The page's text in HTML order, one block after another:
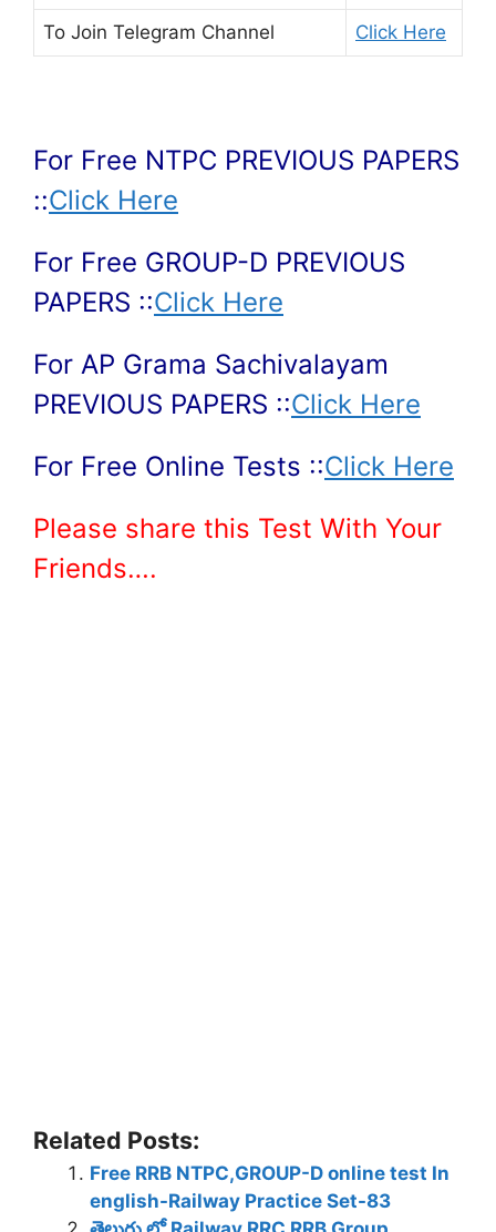
To Join Telegram Channel Click Here
For Free NTPC PREVIOUS PAPERS
::Click Here
For Free GROUP-D PREVIOUS
PAPERS ::Click Here
For AP Grama Sachivalayam
PREVIOUS PAPERS ::Click Here
For Free Online Tests ::Click Here
Please share this Test With Your
Friends….
Related Posts:
Free RRB NTPC,GROUP-D online test In
english-Railway Practice Set-83